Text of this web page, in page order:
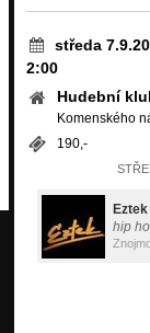
středa
2:00
Hudební
Komenského
190,-
Eztek
hip